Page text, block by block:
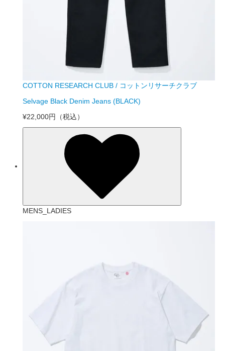
COTTON RESEARCH CLUB / コットンリサーチクラブ
Selvage Black Denim Jeans (BLACK)
¥22,000円
（税込）
MENS_LADIES